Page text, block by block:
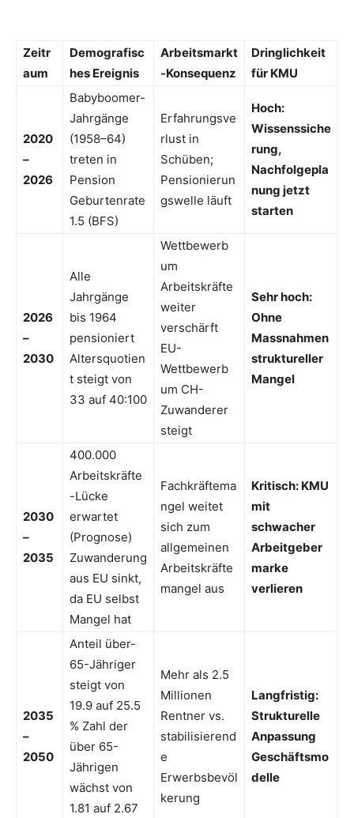
Zeitr
aum
Demografisc
hes Ereignis
Arbeitsmarkt
-Konsequenz
Dringlichkeit
für KMU
2020
–
2026
Babyboomer-
Jahrgänge
(1958–64)
treten in
Pension
Geburtenrate
1.5 (BFS)
Erfahrungsve
rlust in
Schüben;
Pensionierun
gswelle läuft
Hoch:
Wissenssiche
rung,
Nachfolgepla
nung jetzt
starten
2026
–
2030
Alle
Jahrgänge
bis 1964
pensioniert
Altersquotien
t steigt von
33 auf 40:100
Wettbewerb
um
Arbeitskräfte
weiter
verschärft
EU-
Wettbewerb
um CH-
Zuwanderer
steigt
Sehr hoch:
Ohne
Massnahmen
struktureller
Mangel
2030
–
2035
400.000
Arbeitskräfte
-Lücke
erwartet
(Prognose)
Zuwanderung
aus EU sinkt,
da EU selbst
Mangel hat
Fachkräftema
ngel weitet
sich zum
allgemeinen
Arbeitskräfte
mangel aus
Kritisch: KMU
mit
schwacher
Arbeitgeber
marke
verlieren
2035
–
2050
Anteil über-
65-Jähriger
steigt von
19.9 auf 25.5
% Zahl der
über 65-
Jährigen
wächst von
1.81 auf 2.67
Mehr als 2.5
Millionen
Rentner vs.
stabilisierend
e
Erwerbsbevöl
kerung
Langfristig:
Strukturelle
Anpassung
Geschäftsmo
delle